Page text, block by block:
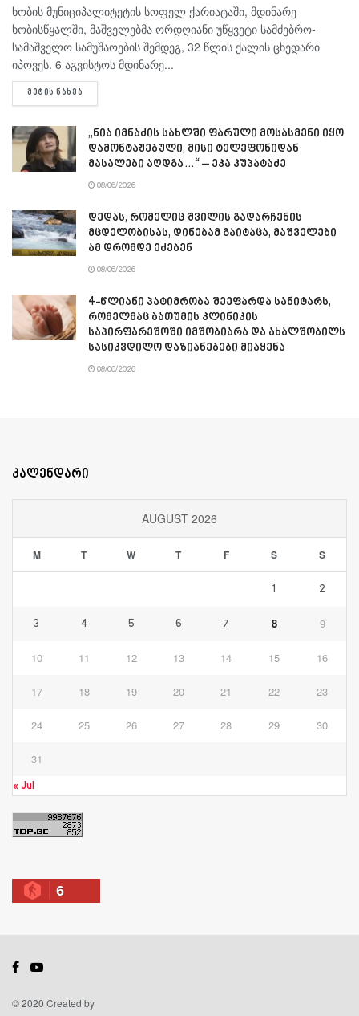
ხობის მუნიციპალიტეტის სოფელ ქარიატაში, მდინარე
ხობისწყალში, მაშველებმა ორდღიანი უწყვეტი სამძებრო-
სამაშველო სამუშაოების შემდეგ, 32 წლის ქალის ცხედარი
იპოვეს. 6 აგვისტოს მდინარე...
ᲛᲔᲢᲘᲡ ᲜᲐᲮᲕᲐ
„ნია იმნაძის სახლში ფარული მოსასმენი იყო
დამონტაჟებული, მისი ტელეფონიდან
მასალები აღდგა…“ – ეკა კუპატაძე
08/06/2026
დედას, რომელიც შვილის გადარჩენის
მცდელობისას, დინებამ გაიტაცა, მაშველები
ამ დრომდე ეძებენ
08/06/2026
4-წლიანი პატიმრობა შეეფარდა სანიტარს,
რომელმაც ბათუმის კლინიკის
საპირფარეშოში იმშობიარა და ახალშობილს
სასიკვდილო დაზიანებები მიაყენა
08/06/2026
კალენდარი
AUGUST 2026
M T W T F S S
1 2
3 4 5 6 7 8 9
10 11 12 13 14 15 16
17 18 19 20 21 22 23
24 25 26 27 28 29 30
31
« Jul
6
© 2020 Created by